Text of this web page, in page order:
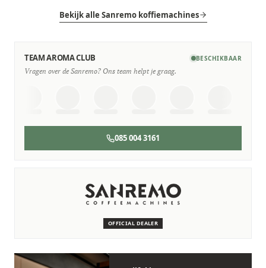
Bekijk alle Sanremo koffiemachines
TEAM AROMA CLUB BESCHIKBAAR
Vragen over de Sanremo? Ons team helpt je graag.
085 004 3161
OFFICIAL DEALER
Wij staan voor je klaar
Deskundige monteurs die verstand hebben van Sanremo
Persoonlijk, snel en zonder gedoe.